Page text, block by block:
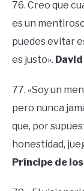
76. Creo que
es un
puedes evitar
es justo».
77. «Soy un
pero nunca
que, por
honestidad,
Príncipe de